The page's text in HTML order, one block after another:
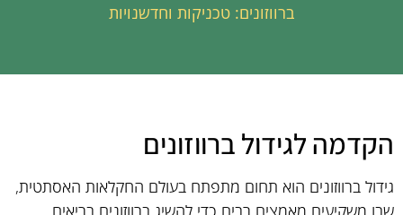
ברווזונים: טכניקות וחדשנויות
הקדמה לגידול ברווזונים
גידול ברווזונים הוא תחום מתפתח בעולם החקלאות האסתטית,